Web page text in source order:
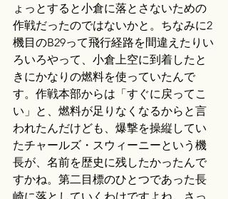
ょっとすると小倉に落とさないための
作戦だったのではないかと。ちなみに2
機目のB29って飛行経路を間違えたりい
ろいろやって、小倉上空に到着したと
きにかなりの燃料を使っていたんで
す。作戦本部からは「すぐに戻ってこ
い」と、燃料が足りなくなるからと言
われたんだけども、爆撃を操縦してい
たチャールズ・スウィーニーという機
長が、名前を歴史に残したかったんで
すかね。第二目標のひとつであった長
崎に落としていくわけですよね。さっ